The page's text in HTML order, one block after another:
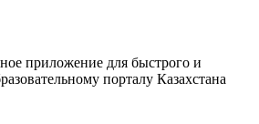
приложение для быстрого и
порталу Казахстана